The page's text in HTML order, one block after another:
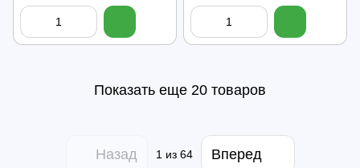
Показать еще 20 товаров
Назад 1из 64 Вперед